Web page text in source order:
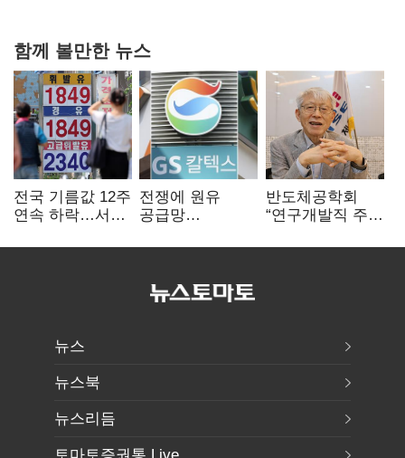
함께 볼만한 뉴스
전국 기름값 12주
연속 하락…서울
전쟁에 원유
공급망
정유, 에너지안보
반도체공학회
“연구개발직 주
개선해야”
뉴스
뉴스북
뉴스리듬